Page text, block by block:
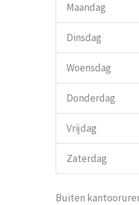
Maandag
Dinsdag
Woensdag
Donderdag
Vrijdag
Zaterdag
Buiten